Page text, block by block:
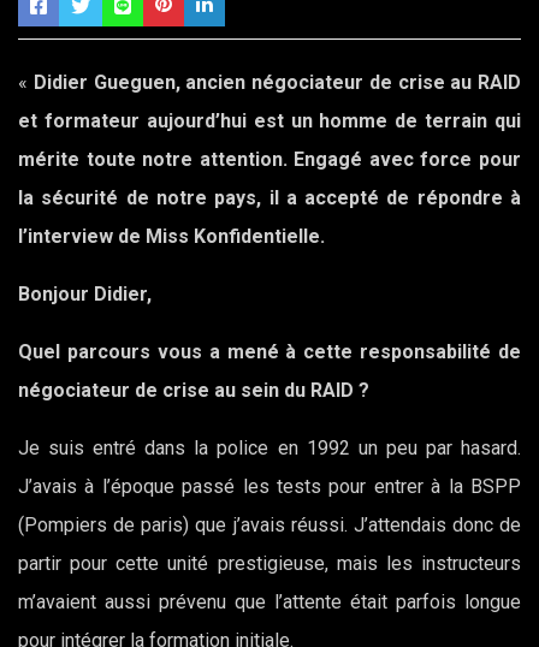
« Didier Gueguen, ancien négociateur de crise au RAID
et formateur aujourd’hui est un homme de terrain qui
mérite toute notre attention. Engagé avec force pour
la sécurité de notre pays, il a accepté de répondre à
l’interview de Miss Konfidentielle.
Bonjour Didier,
Quel parcours vous a mené à cette responsabilité de
négociateur de crise au sein du RAID ?
Je suis entré dans la police en 1992 un peu par hasard.
J’avais à l’époque passé les tests pour entrer à la BSPP
(Pompiers de paris) que j’avais réussi. J’attendais donc de
partir pour cette unité prestigieuse, mais les instructeurs
m’avaient aussi prévenu que l’attente était parfois longue
pour intégrer la formation initiale.